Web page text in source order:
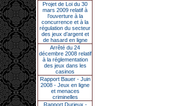
Projet de Loi du 30
mars 2009 relatif à
l’ouverture à la
concurrence et à la
régulation du secteur
des jeux d’argent et
de hasard en ligne
Arrêté du 24
décembre 2008 relatif
à la réglementation
des jeux dans les
casinos
Rapport Bauer - Juin
2008 - Jeux en ligne
et menaces
criminelles
Rapport Durieux -